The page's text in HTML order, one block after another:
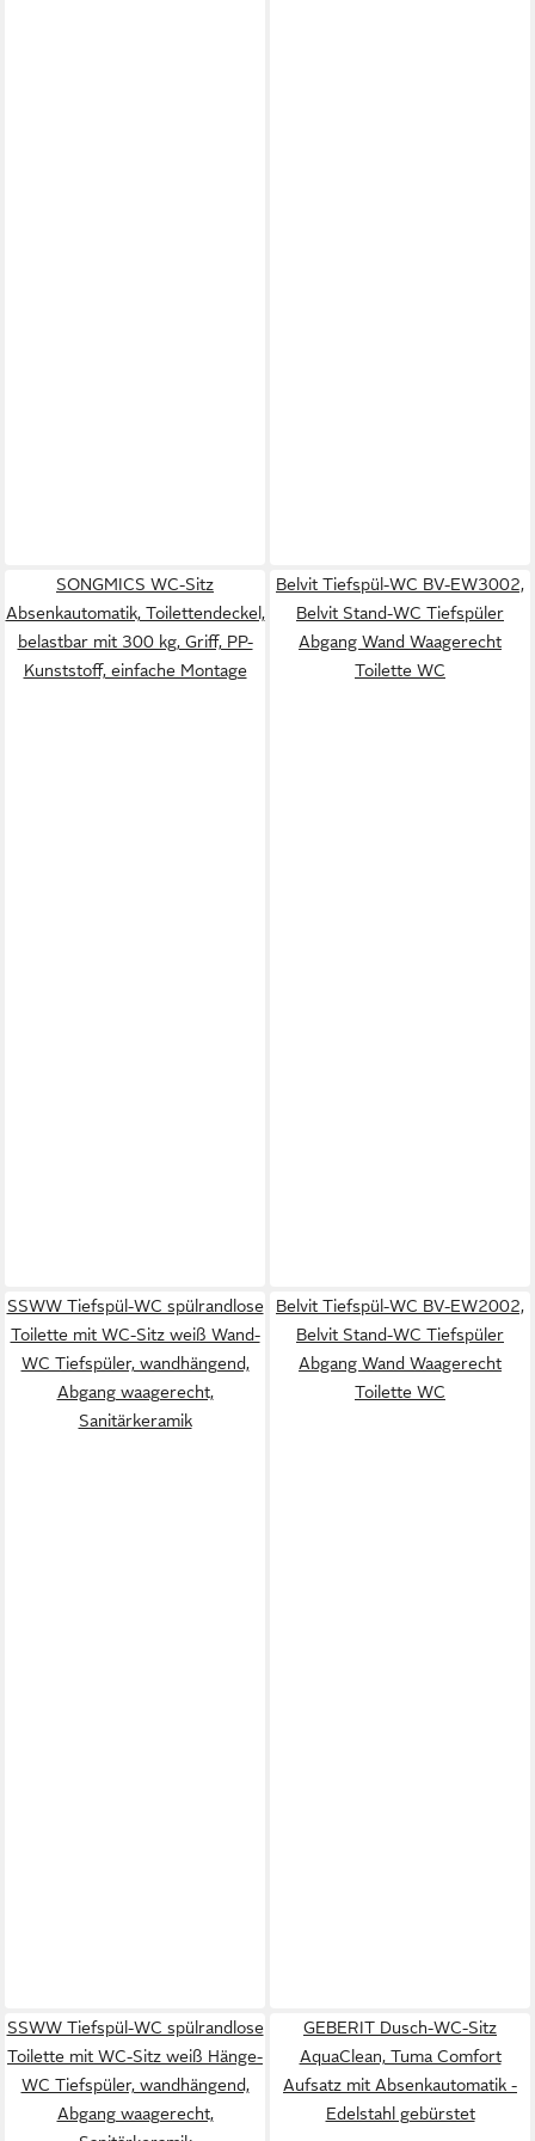
SONGMICS WC-Sitz
Absenkautomatik, Toilettendeckel,
belastbar mit 300 kg, Griff, PP-
Kunststoff, einfache Montage
Belvit Tiefspül-WC BV-EW3002,
Belvit Stand-WC Tiefspüler
Abgang Wand Waagerecht
Toilette WC
SSWW Tiefspül-WC spülrandlose
Toilette mit WC-Sitz weiß Wand-
WC Tiefspüler, wandhängend,
Abgang waagerecht,
Sanitärkeramik
Belvit Tiefspül-WC BV-EW2002,
Belvit Stand-WC Tiefspüler
Abgang Wand Waagerecht
Toilette WC
SSWW Tiefspül-WC spülrandlose
Toilette mit WC-Sitz weiß Hänge-
WC Tiefspüler, wandhängend,
Abgang waagerecht,
GEBERIT Dusch-WC-Sitz
AquaClean, Tuma Comfort
Aufsatz mit Absenkautomatik -
Edelstahl gebürstet